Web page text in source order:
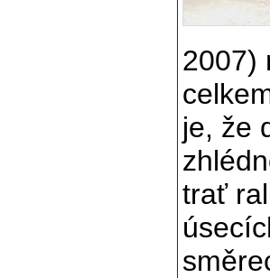
2007)
je, že
trať